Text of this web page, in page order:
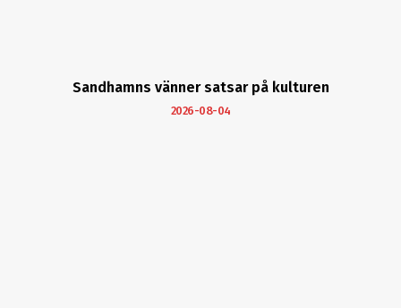
Sandhamns vänner satsar på kulturen
2026-08-04